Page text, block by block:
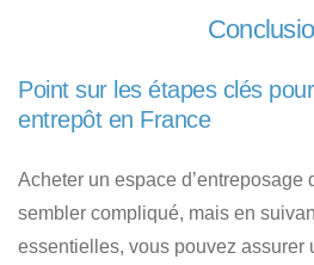
Point sur les étapes clés
entrepôt en France
Acheter un espace d’entreposage
sembler compliqué, mais en
essentielles, vous pouvez assurer